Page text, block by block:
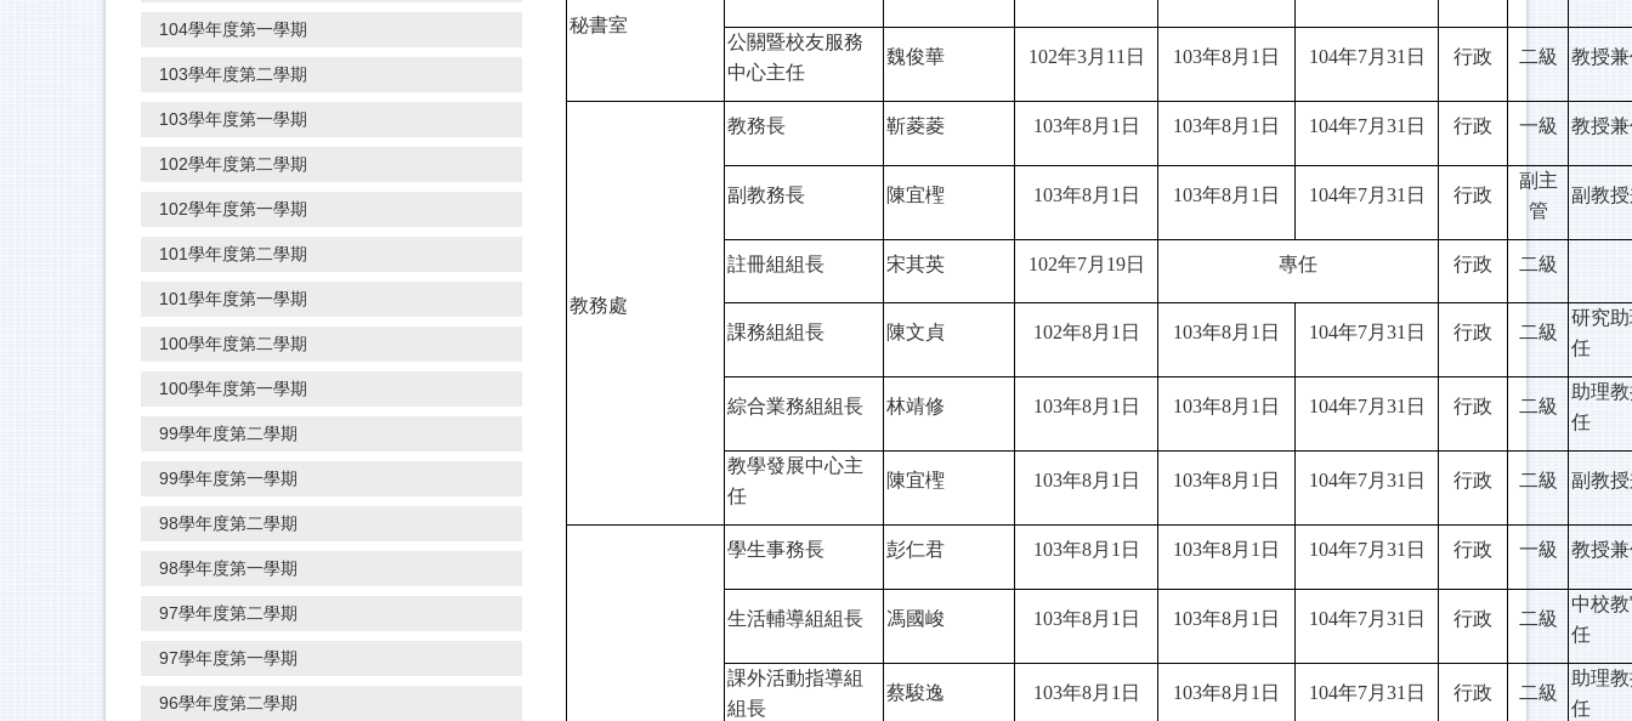
104學年度第一學期
103學年度第二學期
103學年度第一學期
102學年度第二學期
102學年度第一學期
101學年度第二學期
101學年度第一學期
100學年度第二學期
100學年度第一學期
99學年度第二學期
99學年度第一學期
98學年度第二學期
98學年度第一學期
97學年度第二學期
97學年度第一學期
96學年度第二學期
秘書室
公關暨校友服務
中心主任
魏俊華 102年3月11日 103年8月1日 104年7月31日 行政 二級 教授
教務處
教務長 靳菱菱 103年8月1日 103年8月1日 104年7月31日 行政 一級 教授
副教務長 陳宜檉 103年8月1日 103年8月1日 104年7月31日 行政
副主
管
副教
註冊組組長 宋其英 102年7月19日 專任 行政 二級
課務組組長 陳文貞 102年8月1日 103年8月1日 104年7月31日 行政 二級
研究
任
綜合業務組組長 林靖修 103年8月1日 103年8月1日 104年7月31日 行政 二級
助理
任
教學發展中心主
任
陳宜檉 103年8月1日 103年8月1日 104年7月31日 行政 二級 副教
學生事務長 彭仁君 103年8月1日 103年8月1日 104年7月31日 行政 一級 教授
生活輔導組組長 馮國峻 103年8月1日 103年8月1日 104年7月31日 行政 二級
中校
任
課外活動指導組
組長
蔡駿逸 103年8月1日 103年8月1日 104年7月31日 行政 二級
助理
任